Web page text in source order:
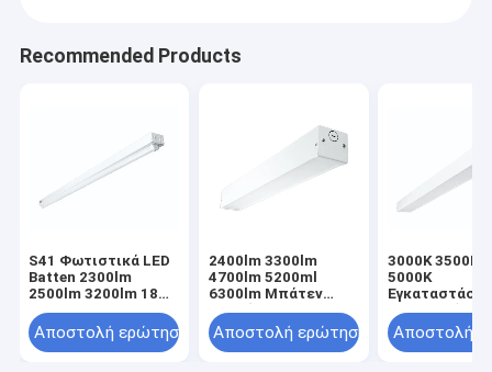
Recommended Products
S41 Φωτιστικά LED
Batten 2300lm
2500lm 3200lm 18W
20W 25W
Αποστολή ερώτησης
2400lm 3300lm
4700lm 5200ml
6300lm Μπάτεν
Λευκό
Αποστολή ερώτησης
3000K 3500K
5000K
Batten Φώτα
ρυθμιζόμενα
Αποστολή